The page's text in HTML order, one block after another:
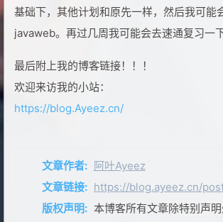
基础下，其他计划和原先一样，然后我可能
javaweb。再过几周我可能会去速通复习一下
最后附上我的博客链接！！！
欢迎来访我的小站：
https://blog.Ayeez.cn/
文章作者: 阿叶Ayeez
文章链接: https://blog.ayeez.cn/
版权声明: 本博客所有文章除特别声